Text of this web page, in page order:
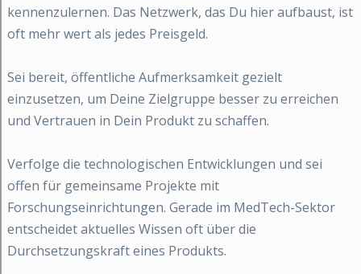
kennenzulernen. Das Netzwerk, das Du hier aufbaust, ist
oft mehr wert als jedes Preisgeld.
Sei bereit, öffentliche Aufmerksamkeit gezielt
einzusetzen, um Deine Zielgruppe besser zu erreichen
und Vertrauen in Dein Produkt zu schaffen.
Verfolge die technologischen Entwicklungen und sei
offen für gemeinsame Projekte mit
Forschungseinrichtungen. Gerade im MedTech-Sektor
entscheidet aktuelles Wissen oft über die
Durchsetzungskraft eines Produkts.